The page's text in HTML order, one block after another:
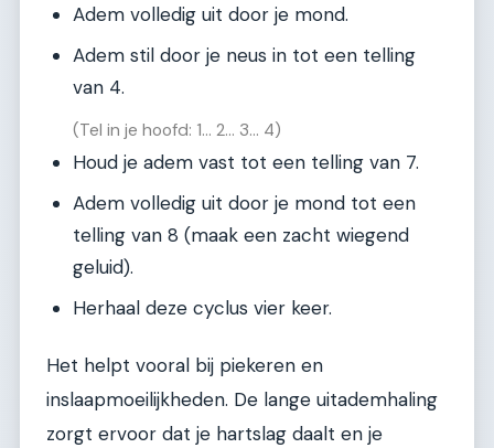
Adem volledig uit door je mond.
Adem stil door je neus in tot een telling
van 4.
(Tel in je hoofd: 1... 2... 3... 4)
Houd je adem vast tot een telling van 7.
Adem volledig uit door je mond tot een
telling van 8 (maak een zacht wiegend
geluid).
Herhaal deze cyclus vier keer.
Het helpt vooral bij piekeren en
inslaapmoeilijkheden. De lange uitademhaling
zorgt ervoor dat je hartslag daalt en je